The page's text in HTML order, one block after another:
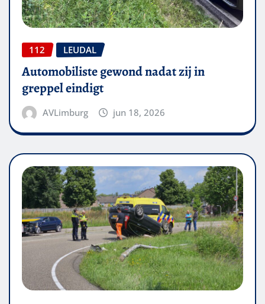
112 LEUDAL
Automobiliste gewond nadat zij in
greppel eindigt
AVLimburg jun 18, 2026